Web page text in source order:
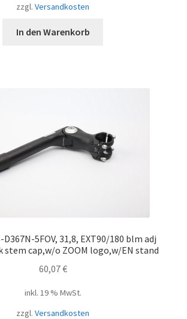
zzgl. Versandkosten
In den Warenkorb
D367N-5FOV, 31,8, EXT90/180 blm adj
cap,w/o ZOOM logo,w/EN stand
60,07€
inkl. 19 % MwSt.
zzgl. Versandkosten